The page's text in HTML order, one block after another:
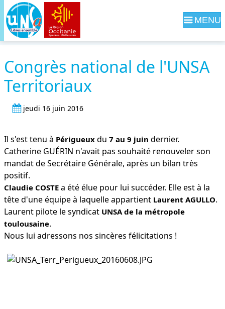
Congrès national de l'UNSA
Territoriaux
jeudi 16 juin 2016
Il s'est tenu à Périgueux du 7 au 9 juin dernier.
Catherine GUÉRIN n'avait pas souhaité renouveler son
mandat de Secrétaire Générale, après un bilan très
positif.
Claudie COSTE a été élue pour lui succéder. Elle est à la
tête d'une équipe à laquelle appartient Laurent AGULLO.
Laurent pilote le syndicat UNSA de la métropole
toulousaine.
Nous lui adressons nos sincères félicitations !